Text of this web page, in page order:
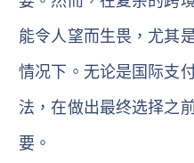
能令人望而生畏，尤其
情况下。无论是国际支
法，在做出最终选择之
要。